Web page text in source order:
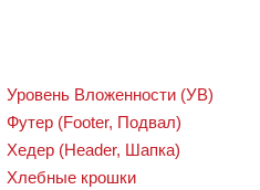
Уровень Вложенности (УВ)
Футер (Footer, Подвал)
Хедер (Header, Шапка)
Хлебные крошки